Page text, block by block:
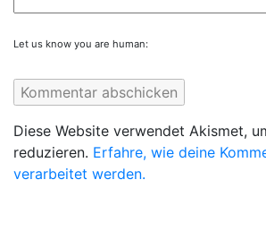
Let us know you are human:
Diese Website verwendet Akismet,
reduzieren. Erfahre, wie deine
verarbeitet werden.